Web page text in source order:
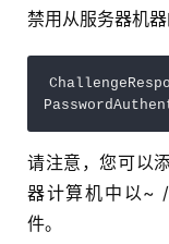
禁用从服务器机
请注意，您可以
器计算机中以~
件。